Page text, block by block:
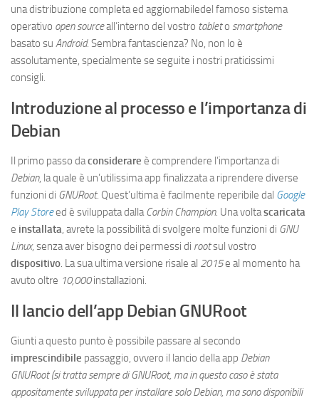
una distribuzione completa ed aggiornabiledel famoso sistema
operativo open sourceall’interno del vostro tableto smartphone
basato su Android. Sembra fantascienza? No, non lo è
assolutamente, specialmente se seguite i nostri praticissimi
consigli.
Introduzione al processo e l’importanza di
Debian
Il primo passo daconsiderare è comprendere l’importanza di
Debian, la quale è un’utilissima app finalizzata a riprendere diverse
funzioni di GNURoot. Quest’ultima è facilmente reperibile dal Google
Play Storeed è sviluppata dallaCorbin Champion. Una voltascaricata
e installata, avrete la possibilità di svolgere molte funzioni di GNU
Linux, senza aver bisogno dei permessi di rootsul vostro
dispositivo. La sua ultima versione risale al 2015e al momento ha
avuto oltre 10,000installazioni.
Il lancio dell’app Debian GNURoot
Giunti a questo punto è possibile passare al secondo
imprescindibile passaggio, ovvero il lancio della app Debian
GNURoot (si tratta sempre di GNURoot, ma in questo caso è stata
appositamente sviluppata per installare solo Debian, ma sono disponibili